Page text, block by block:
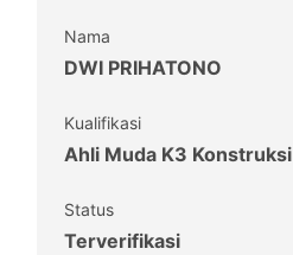
Nama
DWI PRIHATONO
Kualifikasi
Ahli Muda K3 Konstruksi
Status
Terverifikasi